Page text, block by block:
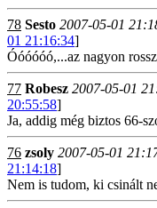
78 Sesto 2007-05-01
01 21:16:34]
Óóóóóó,...az nagyon
77 Robesz 2007-05-01
20:55:58]
Ja, addig még biztos 66-
76 zsoly 2007-05-01
21:14:18]
Nem is tudom, ki csinált